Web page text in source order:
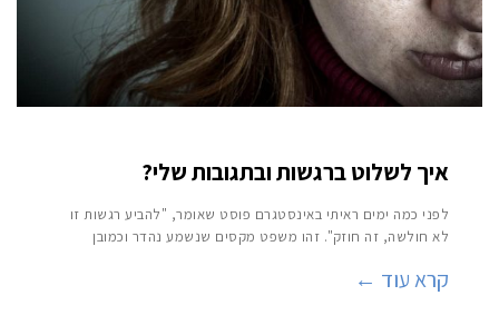
איך לשלוט ברגשות ובתגובות שלי?
לפני כמה ימים ראיתי באינסטגרם פוסט שאומר, "להביע רגשות זו
לא חולשה, זה חוזק". זהו משפט מקסים שנשמע נהדר וכמובן
קרא עוד ←